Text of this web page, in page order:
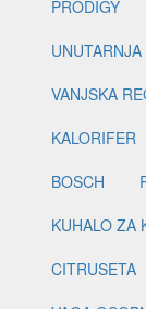
PRODIGY
VANJSKA
KALORIFER
BOSCH
KUHALO ZA
CITRUSETA